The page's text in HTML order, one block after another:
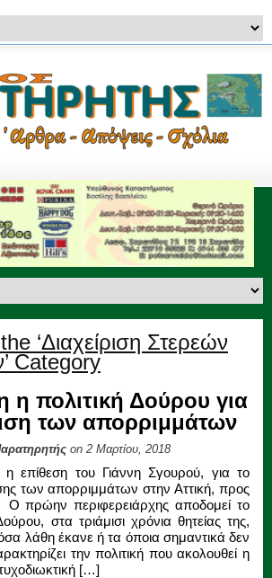
‘Διαχείριση Στερεών
Category
η πολιτική Δούρου για
των απορριμμάτων
on 2 Μαρτίου, 2018
η επίθεση του Γιάννη Σγουρού, για το
των απορριμμάτων στην Αττική, προς
πρώην περιφερειάρχης αποδομεί το
στα τριάμισι χρόνια θητείας της,
λάθη έκανε ή τα όποια σημαντικά δεν
την πολιτική που ακολουθεί η
[…]